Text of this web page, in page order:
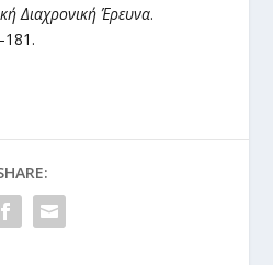
Διαχρονική Έρευνα.